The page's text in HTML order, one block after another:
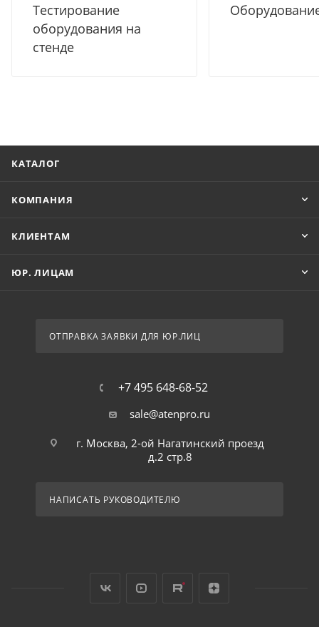
Тестирование
оборудования на
стенде
КАТАЛОГ
КОМПАНИЯ
КЛИЕНТАМ
ЮР. ЛИЦАМ
ОТПРАВКА ЗАЯВКИ ДЛЯ ЮР.ЛИЦ
+7 495 648-68-52
sale@atenpro.ru
г. Москва, 2-ой Нагатинский проезд
д.2 стр.8
НАПИСАТЬ РУКОВОДИТЕЛЮ